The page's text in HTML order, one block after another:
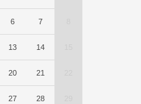
6 7
13 14
20 21
27 28